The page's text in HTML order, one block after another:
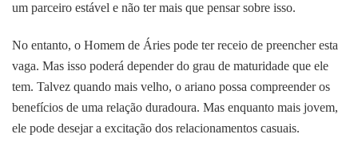
um parceiro estável e não ter mais que pensar sobre isso.
No entanto, o Homem de Áries pode ter receio de preencher esta
vaga. Mas isso poderá depender do grau de maturidade que ele
tem. Talvez quando mais velho, o ariano possa compreender os
benefícios de uma relação duradoura. Mas enquanto mais jovem,
ele pode desejar a excitação dos relacionamentos casuais.